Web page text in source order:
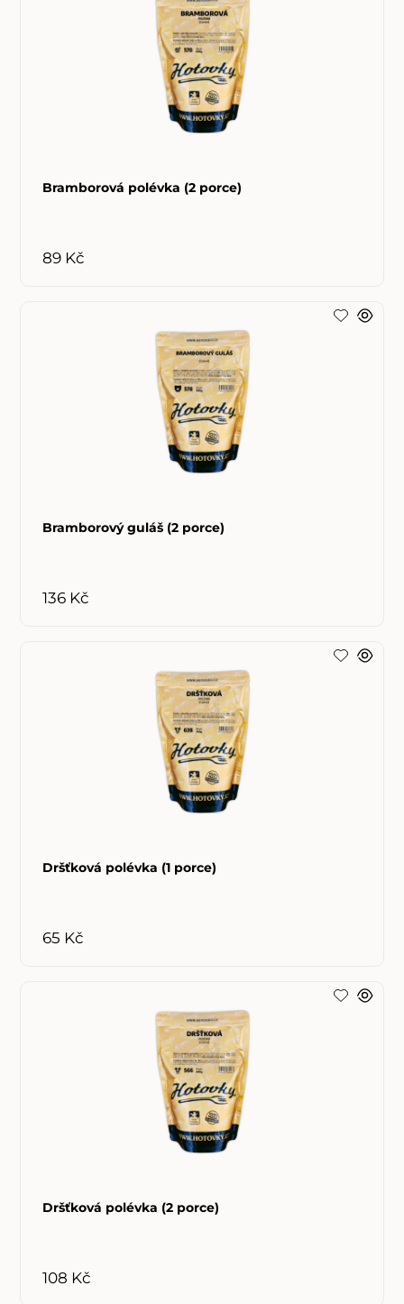
Bramborová polévka (2 porce)
89 Kč
Bramborový guláš (2 porce)
136 Kč
Dršťková polévka (1 porce)
65 Kč
Dršťková polévka (2 porce)
108 Kč